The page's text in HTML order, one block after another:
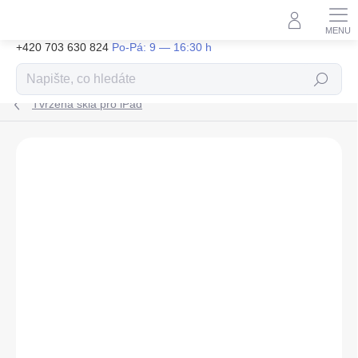
+420 703 630 824
Hledat
Tvrzená skla pro iPad